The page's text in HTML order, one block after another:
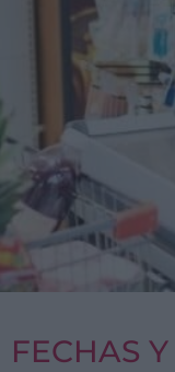
FECHAS